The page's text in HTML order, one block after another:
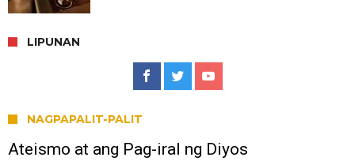
LIPUNAN
NAGPAPALIT-PALIT
Ateismo at ang Pag-iral ng Diyos